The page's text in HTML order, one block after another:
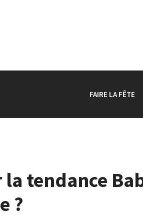
FAIRE LA FÊTE
la tendance
?